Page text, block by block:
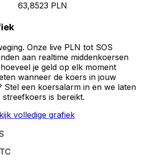
63,8523 PLN
Onze live PLN tot SOS
aan realtime middenkoersen
je geld op elk moment
wanneer de koers in jouw
Stel een koersalarm in en we laten
is bereikt.
volledige grafiek